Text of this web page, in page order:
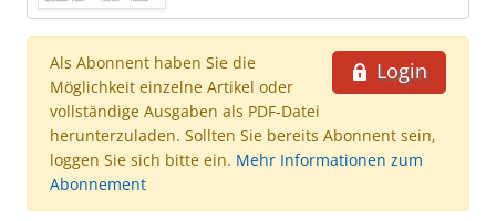
Login
Als Abonnent haben Sie die
Möglichkeit einzelne Artikel oder
vollständige Ausgaben als PDF-Datei
herunterzuladen. Sollten Sie bereits Abonnent sein,
loggen Sie sich bitte ein. Mehr Informationen zum
Abonnement